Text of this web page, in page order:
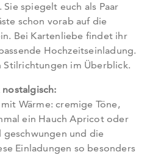
spiegelt euch als Paar
schon vorab auf die
Bei Kartenliebe findet ihr
Hochzeitseinladung.
im Überblick.
Wärme: cremige Töne,
ein Hauch Apricot oder
und die
Einladungen so besonders